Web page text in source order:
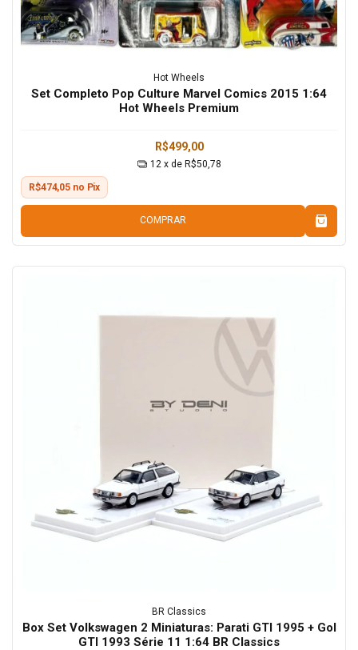
Hot Wheels
Set Completo Pop Culture Marvel Comics 2015 1:64
Hot Wheels Premium
R$499,00
12 x de R$50,78
R$474,05 no Pix
COMPRAR
BR Classics
Box Set Volkswagen 2 Miniaturas: Parati GTI 1995 + Gol
GTI 1993 Série 11 1:64 BR Classics